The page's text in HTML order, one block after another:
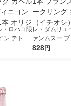
・ロハコ限
ン テトラ
紙パック
レ・ダムリエ
ァンムスー
ト11°750ml 1
828円